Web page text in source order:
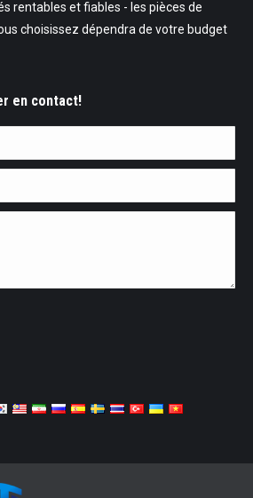
rentables et fiables - les pièces de
choisissez dépendra de votre budget
en contact!